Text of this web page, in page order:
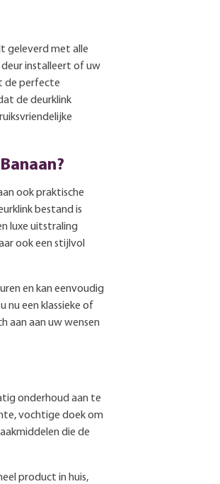
geleverd met alle
deur installeert of uw
de perfecte
de deurklink
ook praktische
bestand is
luxe uitstraling
ook een stijlvol
en kan eenvoudig
nu een klassieke of
aan aan uw wensen
onderhoud aan te
vochtige doek om
die de
product in huis,